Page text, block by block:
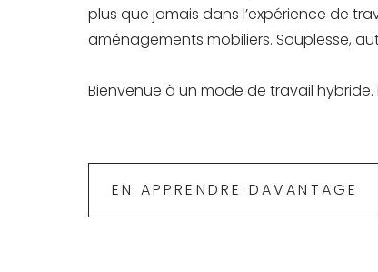
plus que jamais dans l’expérience de
aménagements mobiliers. Souplesse,
Bienvenue à un mode de travail hybride.
EN APPRENDRE DAVANTAGE